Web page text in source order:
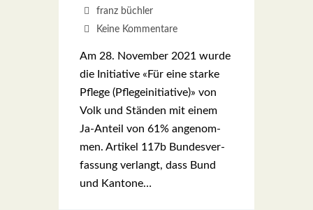
franz büchler
Keine Kommentare
Am 28. Novem­ber 2021 wur­de
die Initia­ti­ve «Für eine star­ke
Pfle­ge (Pfle­ge­initia­ti­ve)» von
Volk und Stän­den mit einem
Ja-Anteil von 61% ange­nom­
men. Arti­kel 117b Bun­des­ver­
fas­sung ver­langt, dass Bund
und Kan­to­ne…